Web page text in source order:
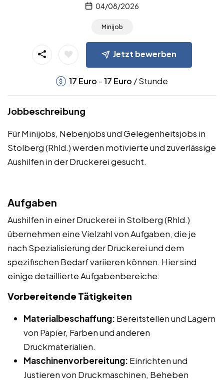
04/08/2026
Minijob
Jetzt bewerben
17 Euro -17 Euro / Stunde
Jobbeschreibung
Für Minijobs, Nebenjobs und Gelegenheitsjobs in
Stolberg (Rhld.) werden motivierte und zuverlässige
Aushilfen in der Druckerei gesucht.
Aufgaben
Aushilfen in einer Druckerei in Stolberg (Rhld.)
übernehmen eine Vielzahl von Aufgaben, die je
nach Spezialisierung der Druckerei und dem
spezifischen Bedarf variieren können. Hier sind
einige detaillierte Aufgabenbereiche:
Vorbereitende Tätigkeiten
Materialbeschaffung: Bereitstellen und Lagern
von Papier, Farben und anderen
Druckmaterialien.
Maschinenvorbereitung: Einrichten und
Justieren von Druckmaschinen, Beheben